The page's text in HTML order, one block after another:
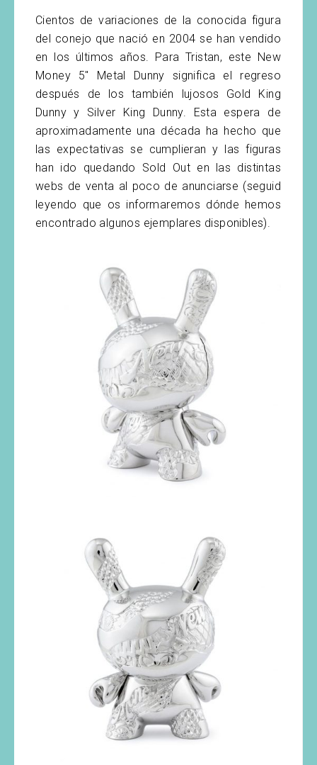
Cientos de variaciones de la conocida figura
del conejo que nació en 2004 se han vendido
en los últimos años. Para Tristan, este New
Money 5″ Metal Dunny significa el regreso
después de los también lujosos Gold King
Dunny y Silver King Dunny. Esta espera de
aproximadamente una década ha hecho que
las expectativas se cumplieran y las figuras
han ido quedando Sold Out en las distintas
webs de venta al poco de anunciarse (seguid
leyendo que os informaremos dónde hemos
encontrado algunos ejemplares disponibles).